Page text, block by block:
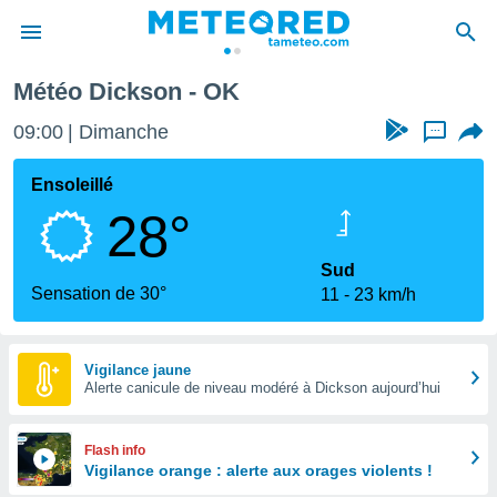
de
Météo Dickson - OK
09:00 Dimanche ...
Ensoleillé
28°
Sensation de 30°
Sud
11
23 km/h
Vigilance jaune
Alerte canicule de niveau modéré à Dickson aujourd’hui
Flash info
Vigilance orange : alerte aux orages violents !